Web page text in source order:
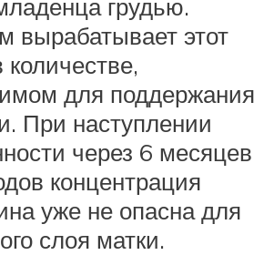
грудью.
вырабатывает этот
количестве,
для поддержания
При наступлении
через 6 месяцев
концентрация
уже не опасна для
слоя матки.